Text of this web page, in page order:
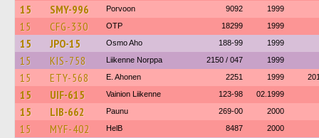
15 SMY-996 Porvoon 9092 1999
15 CFG-330 OTP 18299 1999
15 JPO-15 Osmo Aho 188-99 1999
15 KIS-758 Liikenne Norppa 2150 / 047 1999
15 ETY-568 E. Ahonen 2251 1999
15 UIF-615 Vainion Liikenne 123-98 02.1999
15 LIB-662 Paunu 269-00 2000
15 MYF-402 HelB 8487 2000